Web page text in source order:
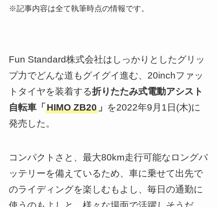
※記事内容は全て執筆時点の情報です。
Fun Standard株式会社はしっかりとしたグリッ
プ力でどんな道もグイグイ進む、20inchファッ
トタイヤを装着する折りたたみ式電動アシスト
自転車「HIMO ZB20」 を2022年9月1日(木)に
発売した。
コンパクトさと、最大80km走行可能なロングバ
ッテリーを備えているため、車に乗せて出先で
のライディングを楽しむもよし、毎日の通勤に